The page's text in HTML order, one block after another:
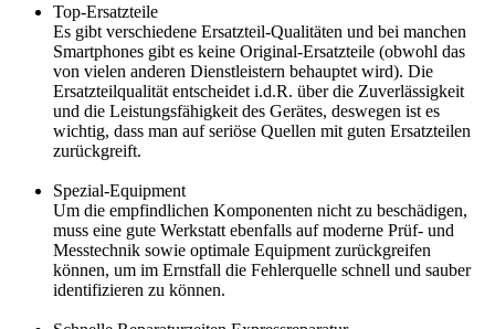
Top-Ersatzteile
Es gibt verschiedene Ersatzteil-Qualitäten und bei manchen
Smartphones gibt es keine Original-Ersatzteile (obwohl das
von vielen anderen Dienstleistern behauptet wird). Die
Ersatzteilqualität entscheidet i.d.R. über die Zuverlässigkeit
und die Leistungsfähigkeit des Gerätes, deswegen ist es
wichtig, dass man auf seriöse Quellen mit guten Ersatzteilen
zurückgreift.
Spezial-Equipment
Um die empfindlichen Komponenten nicht zu beschädigen,
muss eine gute Werkstatt ebenfalls auf moderne Prüf- und
Messtechnik sowie optimale Equipment zurückgreifen
können, um im Ernstfall die Fehlerquelle schnell und sauber
identifizieren zu können.